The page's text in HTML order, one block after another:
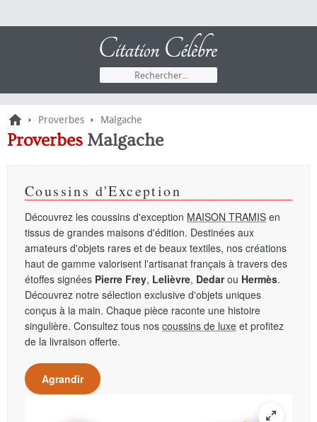
› Proverbes › Malgache
Proverbes Malgache
Coussins d'Exception
Découvrez les coussins d'exception MAISON TRAMIS en
tissus de grandes maisons d'édition. Destinées aux
amateurs d'objets rares et de beaux textiles, nos créations
haut de gamme valorisent l'artisanat français à travers des
étoffes signées Pierre Frey, Lelièvre, Dedarou Hermès.
Découvrez notre sélection exclusive d'objets uniques
conçus à la main. Chaque pièce raconte une histoire
singulière. Consultez tous nos coussins de luxe et profitez
de la livraison offerte.
Agrandir